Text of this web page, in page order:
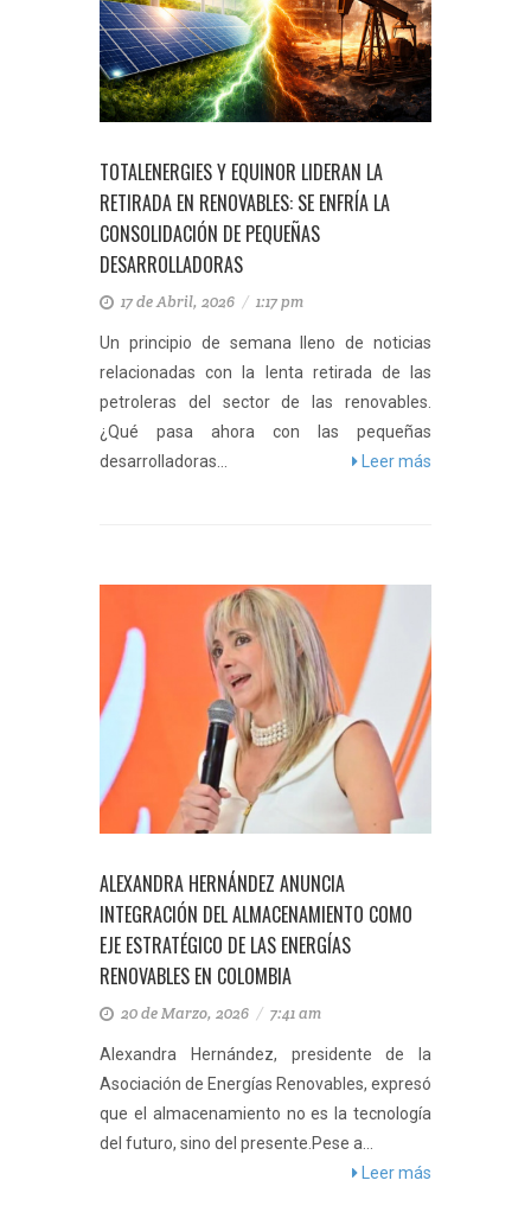
TOTALENERGIES Y EQUINOR LIDERAN LA
RETIRADA EN RENOVABLES: SE ENFRÍA LA
CONSOLIDACIÓN DE PEQUEÑAS
DESARROLLADORAS
17 de Abril, 2026 / 1:17 pm
Un principio de semana lleno de noticias
relacionadas con la lenta retirada de las
petroleras del sector de las renovables.
¿Qué pasa ahora con las pequeñas
desarrolladoras...
Leer más
ALEXANDRA HERNÁNDEZ ANUNCIA
INTEGRACIÓN DEL ALMACENAMIENTO COMO
EJE ESTRATÉGICO DE LAS ENERGÍAS
RENOVABLES EN COLOMBIA
20 de Marzo, 2026 / 7:41 am
Alexandra Hernández, presidente de la
Asociación de Energías Renovables, expresó
que el almacenamiento no es la tecnología
del futuro, sino del presente.Pese a...
Leer más